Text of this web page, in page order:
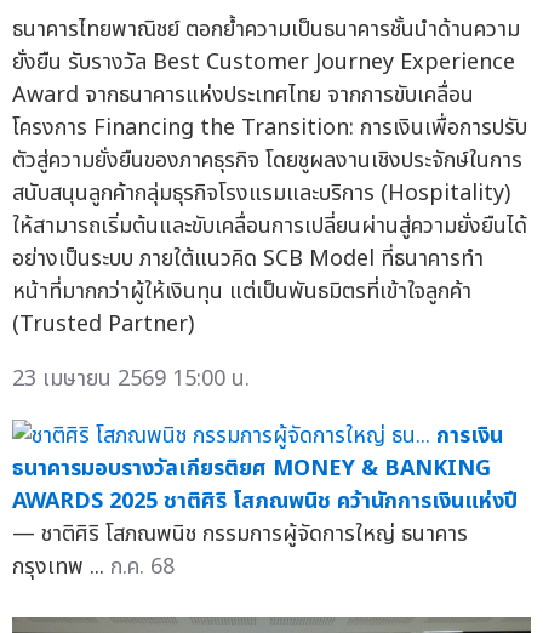
ธนาคารไทยพาณิชย์ ตอกย้ำความเป็นธนาคารชั้นนำด้านความ
ยั่งยืน รับรางวัล Best Customer Journey Experience
Award จากธนาคารแห่งประเทศไทย จากการขับเคลื่อน
โครงการ Financing the Transition: การเงินเพื่อการปรับ
ตัวสู่ความยั่งยืนของภาคธุรกิจ โดยชูผลงานเชิงประจักษ์ในการ
สนับสนุนลูกค้ากลุ่มธุรกิจโรงแรมและบริการ (Hospitality)
ให้สามารถเริ่มต้นและขับเคลื่อนการเปลี่ยนผ่านสู่ความยั่งยืนได้
อย่างเป็นระบบ ภายใต้แนวคิด SCB Model ที่ธนาคารทำ
หน้าที่มากกว่าผู้ให้เงินทุน แต่เป็นพันธมิตรที่เข้าใจลูกค้า
(Trusted Partner)
23 เมษายน 2569 15:00 น.
การเงิน
ธนาคารมอบรางวัลเกียรติยศ MONEY & BANKING
AWARDS 2025 ชาติศิริ โสภณพนิช คว้านักการเงินแห่งปี
— ชาติศิริ โสภณพนิช กรรมการผู้จัดการใหญ่ ธนาคาร
กรุงเทพ ... ก.ค. 68